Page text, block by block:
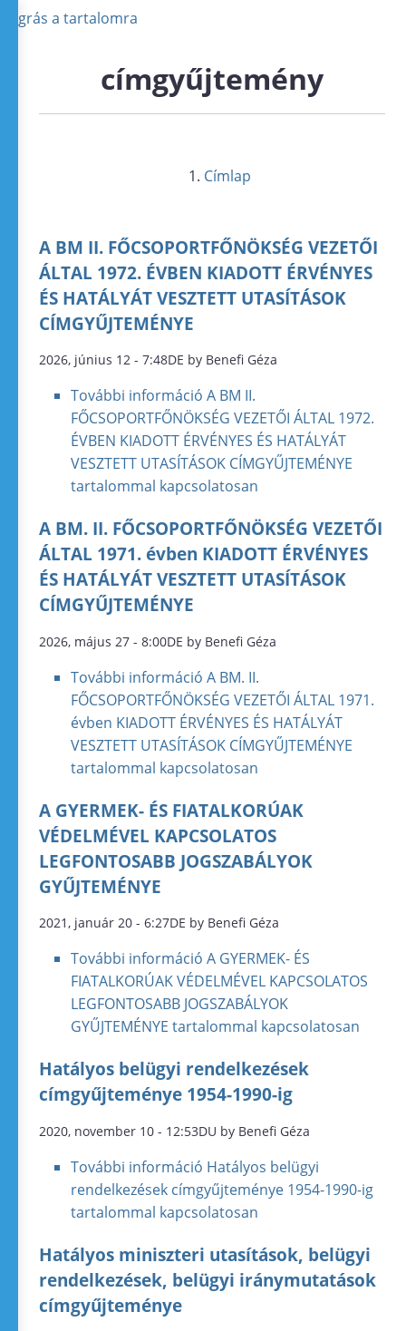
Ugrás a tartalomra
címgyűjtemény
Címlap
A BM II. FŐCSOPORTFŐNÖKSÉG VEZETŐI
ÁLTAL 1972. ÉVBEN KIADOTT ÉRVÉNYES
ÉS HATÁLYÁT VESZTETT UTASÍTÁSOK
CÍMGYŰJTEMÉNYE
2026, június 12 - 7:48DE by Benefi Géza
További információ A BM II.
FŐCSOPORTFŐNÖKSÉG VEZETŐI ÁLTAL 1972.
ÉVBEN KIADOTT ÉRVÉNYES ÉS HATÁLYÁT
VESZTETT UTASÍTÁSOK CÍMGYŰJTEMÉNYE
tartalommal kapcsolatosan
A BM. II. FŐCSOPORTFŐNÖKSÉG VEZETŐI
ÁLTAL 1971. évben KIADOTT ÉRVÉNYES
ÉS HATÁLYÁT VESZTETT UTASÍTÁSOK
CÍMGYŰJTEMÉNYE
2026, május 27 - 8:00DE by Benefi Géza
További információ A BM. II.
FŐCSOPORTFŐNÖKSÉG VEZETŐI ÁLTAL 1971.
évben KIADOTT ÉRVÉNYES ÉS HATÁLYÁT
VESZTETT UTASÍTÁSOK CÍMGYŰJTEMÉNYE
tartalommal kapcsolatosan
A GYERMEK- ÉS FIATALKORÚAK
VÉDELMÉVEL KAPCSOLATOS
LEGFONTOSABB JOGSZABÁLYOK
GYŰJTEMÉNYE
2021, január 20 - 6:27DE by Benefi Géza
További információ A GYERMEK- ÉS
FIATALKORÚAK VÉDELMÉVEL KAPCSOLATOS
LEGFONTOSABB JOGSZABÁLYOK
GYŰJTEMÉNYE tartalommal kapcsolatosan
Hatályos belügyi rendelkezések
címgyűjteménye 1954-1990-ig
2020, november 10 - 12:53DU by Benefi Géza
További információ Hatályos belügyi
rendelkezések címgyűjteménye 1954-1990-ig
tartalommal kapcsolatosan
Hatályos miniszteri utasítások, belügyi
rendelkezések, belügyi iránymutatások
címgyűjteménye